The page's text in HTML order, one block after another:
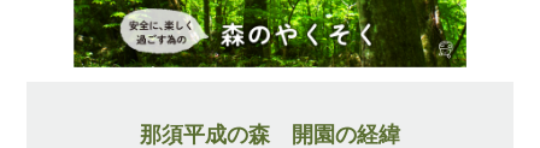
那須平成の森 開園の経緯